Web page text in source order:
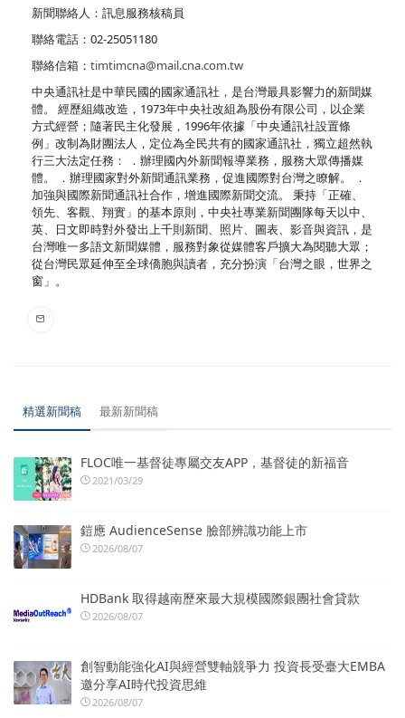
新聞聯絡人：訊息服務核稿員
聯絡電話：02-25051180
聯絡信箱： timtimcna@mail.cna.com.tw
中央通訊社是中華民國的國家通訊社，是台灣最具影響力的新聞媒
體。 經歷組織改造，1973年中央社改組為股份有限公司，以企業
方式經營；隨著民主化發展，1996年依據「中央通訊社設置條
例」改制為財團法人，定位為全民共有的國家通訊社，獨立超然執
行三大法定任務： ．辦理國內外新聞報導業務，服務大眾傳播媒
體。 ．辦理國家對外新聞通訊業務，促進國際對台灣之瞭解。 ．
加強與國際新聞通訊社合作，增進國際新聞交流。 秉持「正確、
領先、客觀、翔實」的基本原則，中央社專業新聞團隊每天以中、
英、日文即時對外發出上千則新聞、照片、圖表、影音與資訊，是
台灣唯一多語文新聞媒體，服務對象從媒體客戶擴大為閱聽大眾；
從台灣民眾延伸至全球僑胞與讀者，充分扮演「台灣之眼，世界之
窗」。
精選新聞稿 最新新聞稿
FLOC唯一基督徒專屬交友APP，基督徒的新福音
2021/03/29
鎧應 AudienceSense 臉部辨識功能上市
2026/08/07
HDBank 取得越南歷來最大規模國際銀團社會貸款
2026/08/07
創智動能強化AI與經營雙軸競爭力 投資長受臺大EMBA
邀分享AI時代投資思維
2026/08/07